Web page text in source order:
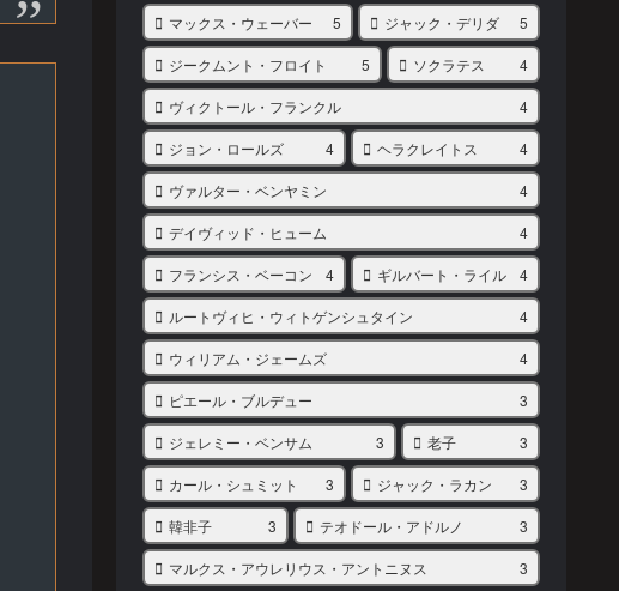
マックス・ウェーバー 5 ジャック・デリダ 5
ジークムント・フロイト 5 ソクラテス 4
ヴィクトール・フランクル 4
ジョン・ロールズ 4 ヘラクレイトス 4
ヴァルター・ベンヤミン 4
デイヴィッド・ヒューム 4
フランシス・ベーコン 4 ギルバート・ライル 4
ルートヴィヒ・ウィトゲンシュタイン 4
ウィリアム・ジェームズ 4
ピエール・ブルデュー 3
ジェレミー・ベンサム 3 老子 3
カール・シュミット 3 ジャック・ラカン 3
韓非子 3 テオドール・アドルノ 3
マルクス・アウレリウス・アントニヌス 3